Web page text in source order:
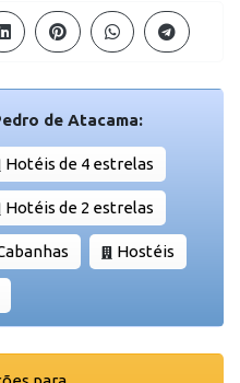
de Atacama:
Hotéis de 4 estrelas
Hotéis de 2 estrelas
Hostéis